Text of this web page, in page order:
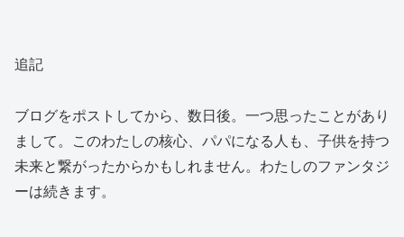
追記
ブログをポストしてから、数日後。一つ思ったことがあり
まして。このわたしの核心、パパになる人も、子供を持つ
未来と繋がったからかもしれません。わたしのファンタジ
ーは続きます。